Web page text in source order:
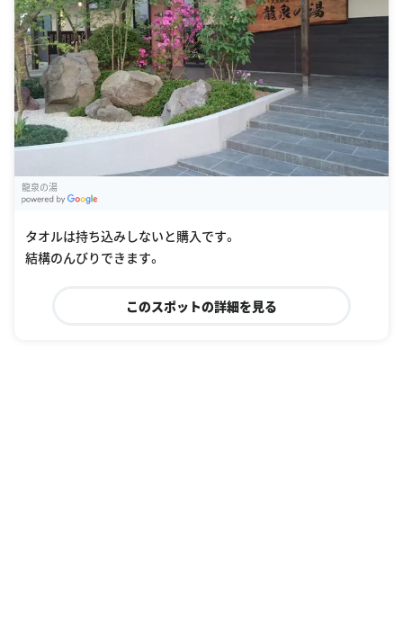
龍泉の湯
タオルは持ち込みしないと購入です。
結構のんびりできます。
このスポットの詳細を見る